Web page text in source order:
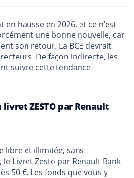
en hausse en 2026, et ce n’est
une bonne nouvelle, car
son retour. La BCE devrait
De façon indirecte, les
suivre cette tendance
ZESTO par Renault
libre et illimitée, sans
le Livret Zesto par Renault Bank
50 €. Les fonds que vous y